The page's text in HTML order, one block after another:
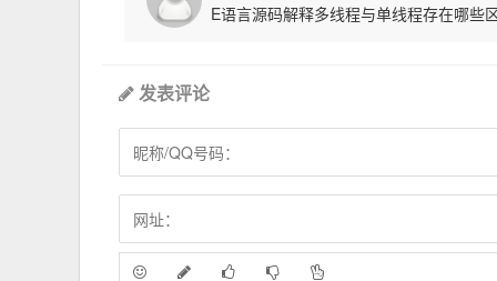
E语言源码解释多线程与单线程存在哪些
发表评论